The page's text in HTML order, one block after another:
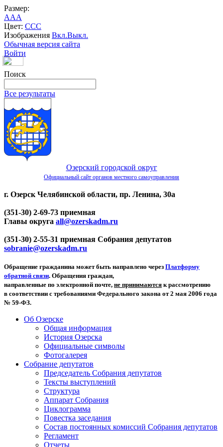
Размер:
AAA
Цвет: CCC
Изображения Вкл.Выкл.
Обычная версия сайта
Войти
Поиск
Все результаты
Озерский городской округ
Официальный сайт органов местного самоуправления
г. Озерск Челябинской области, пр. Ленина, 30а
(351-30) 2-69-73 приемная
Главы округа all@ozerskadm.ru
(351-30) 2-55-31 приемная Собрания депутатов
sobranie@ozerskadm.ru
Обращение гражданина может быть направлено через Платформу
обратной связи. Обращения граждан,
направленные по электронной почте, не принимаются к рассмотрению
в соответствии с требованиями Федерального закона от 2 мая 2006 года
№ 59-ФЗ.
Об Озерске
Общая информация
История Озерска
Официальные символы
Фотогалерея
Собрание депутатов
Председатель Собрания депутатов
Тексты выступлений
Структура
Аппарат Собрания
Циклограмма
Повестка заседания
Состав постоянных комиссий Собрания депутатов
Регламент
Отчеты